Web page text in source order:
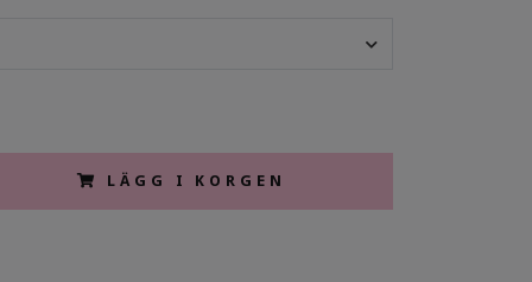
LÄGG I KORGEN